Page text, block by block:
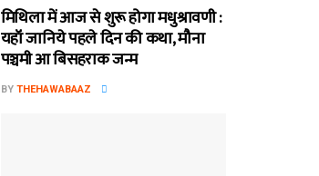
मिथि‍ला में आज से शुरू होगा मधुश्रावणी :
यहॉं जानिये पहले दिन की कथा, मौना
पञ्चमी आ बिसहराक जन्म
BY THEHAWABAAZ